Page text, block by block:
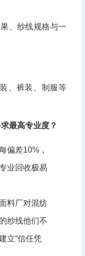
、纱线规格与一
、裤装、制服等
最高专业度？
偏差10%，
业回收极易
料厂对混纺
纱线他们不
立“信任凭